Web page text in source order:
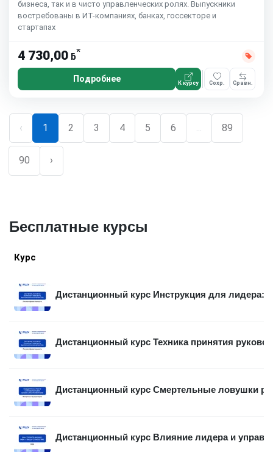
бизнеса, так и в чисто управленческих ролях. Выпускники
востребованы в ИТ-компаниях, банках, госсекторе и
стартапах
4 730,00 ƃ*
Подробнее К курсу Сохр. Сравн.
‹ 1 2 3 4 5 6 ... 89
90 ›
Бесплатные курсы
Курс
Дистанционный курс Инструкция для лидера:
Дистанционный курс Техника принятия
Дистанционный курс Смертельные ловушки
Дистанционный курс Влияние лидера и